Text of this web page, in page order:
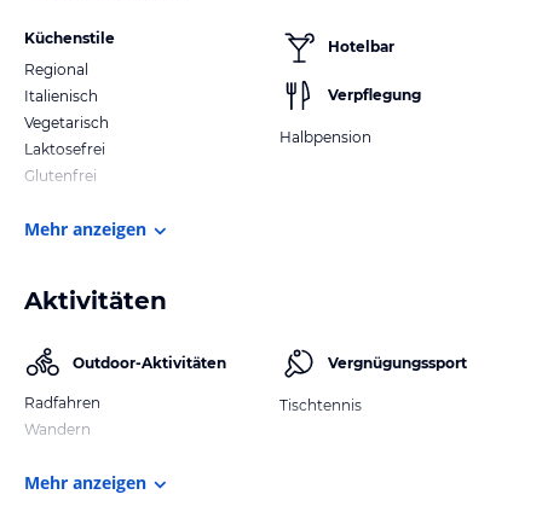
Küchenstile
Regional
Italienisch
Vegetarisch
Laktosefrei
Glutenfrei
Hotelbar
Verpflegung
Halbpension
Mehr anzeigen
Aktivitäten
Outdoor-Aktivitäten
Radfahren
Wandern
Vergnügungssport
Tischtennis
Mehr anzeigen